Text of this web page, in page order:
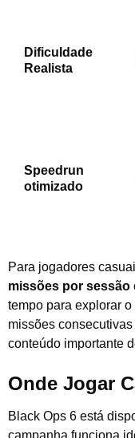
Dificuldade
Realista
Speedrun
otimizado
Para jogadores
missões por sessão
tempo para explorar
missões
conteúdo importante
Onde Jogar
Black Ops 6 está
campanha funciona